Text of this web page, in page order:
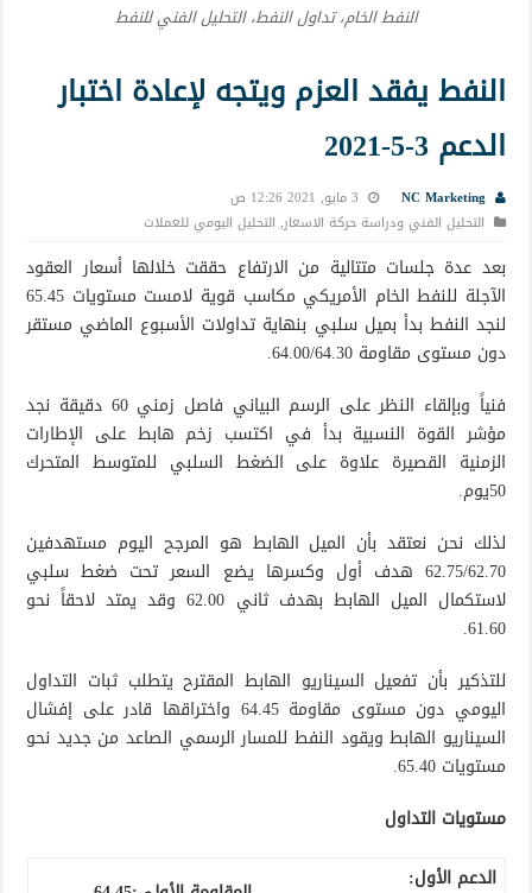
النفط الخام، تداول النفط، التحليل الفني للنفط
النفط يفقد العزم ويتجه لإعادة اختبار
الدعم 3-5-2021
NC Marketing
3 مايو, 2021 12:26 ص
التحليل الفني ودراسة حركة الاسعار, التحليل اليومي للعملات
بعد عدة جلسات متتالية من الارتفاع حققت خلالها أسعار العقود
الآجلة للنفط الخام الأمريكي مكاسب قوية لامست مستويات 65.45
لنجد النفط بدأ بميل سلبي بنهاية تداولات الأسبوع الماضي مستقر
دون مستوى مقاومة 64.00/64.30.
فنياً وبإلقاء النظر على الرسم البياني فاصل زمني 60 دقيقة نجد
مؤشر القوة النسبية بدأ في اكتسب زخم هابط على الإطارات
الزمنية القصيرة علاوة على الضغط السلبي للمتوسط المتحرك
50يوم.
لذلك نحن نعتقد بأن الميل الهابط هو المرجح اليوم مستهدفين
62.75/62.70 هدف أول وكسرها يضع السعر تحت ضغط سلبي
لاستكمال الميل الهابط بهدف ثاني 62.00 وقد يمتد لاحقاً نحو
61.60.
للتذكير بأن تفعيل السيناريو الهابط المقترح يتطلب ثبات التداول
اليومي دون مستوى مقاومة 64.45 واختراقها قادر على إفشال
السيناريو الهابط ويقود النفط للمسار الرسمي الصاعد من جديد نحو
مستويات 65.40.
مستويات التداول
الدعم الأول: